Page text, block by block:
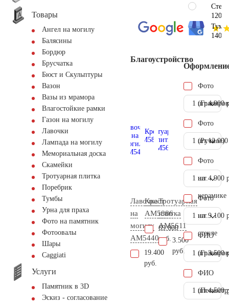
Товары
Ангел на могилу
Балясины
Бордюр
Брусчатка
Бюст и Скульптуры
Вазон
Вазы из мрамора
Влагостойкие рамки
Газон на могилу
Лавочки
Лампада на могилу
Мемориальная доска
Скамейки
Тротуарная плитка
Поребрик
Тумбы
Урна для праха
Фото на памятник
Фотоовалы
Шары
Сaggiati
Услуги
Памятник в 3D
Эскиз - согласование
Благоустройство
Лавочка
на
могилу
AM5440
19.400
руб.
Крест
AM5886
69.000
руб.
Тротуарная
плитка
AM5611
3.500
руб.
Фото
1 шт.4.900
Фото
(Ручное)
1 шт.
Фото
на
керамике
1 шт. 4.900
Фото
на
стекле
1 шт. 9.100
ФИО
1 шт.3.500
ФИО
1 шт.4.500